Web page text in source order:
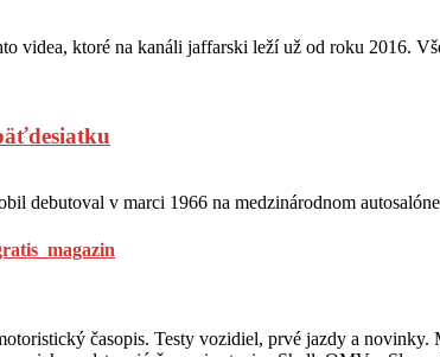
videa, ktoré na kanáli jaffarski leží už od roku 2016.
debutoval v marci 1966 na medzinárodnom
časopis. Testy vozidiel, prvé jazdy a novinky.